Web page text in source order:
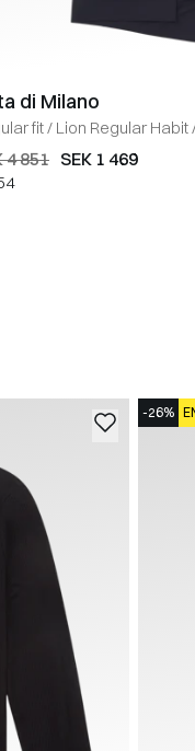
di Milano
fit/ Lion Regular Habit
4 851 SEK 1 469
-26%